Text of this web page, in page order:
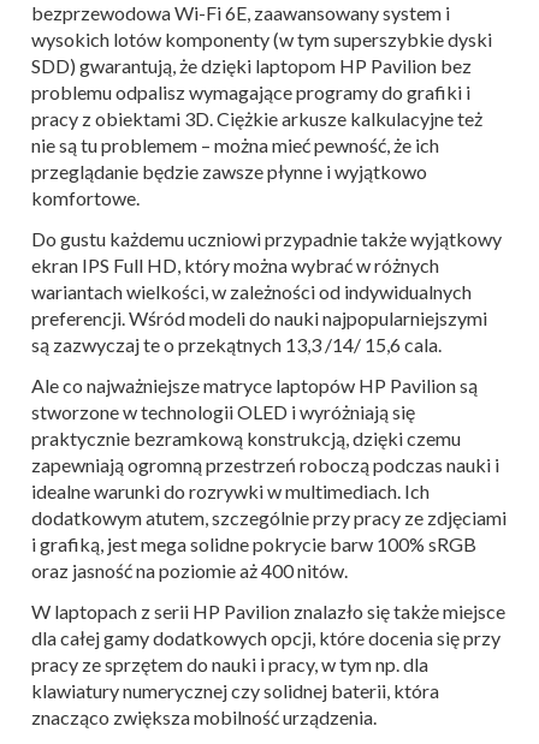
bezprzewodowa Wi-Fi 6E, zaawansowany system i
wysokich lotów komponenty (w tym superszybkie dyski
SDD) gwarantują, że dzięki laptopom HP Pavilion bez
problemu odpalisz wymagające programy do grafiki i
pracy z obiektami 3D.Ciężkie arkusze kalkulacyjne też
nie są tu problemem – można mieć pewność, że ich
przeglądanie będzie zawsze płynne i wyjątkowo
komfortowe.
Do gustu każdemu uczniowi przypadnie także wyjątkowy
ekran IPS Full HD, który można wybrać w różnych
wariantach wielkości, w zależności od indywidualnych
preferencji. Wśród modeli do nauki najpopularniejszymi
są zazwyczaj te o przekątnych 13,3 /14/ 15,6 cala.
Ale co najważniejsze matryce laptopów HP Pavilion są
stworzone w technologii OLED i wyróżniają się
praktycznie bezramkową konstrukcją, dzięki czemu
zapewniają ogromną przestrzeń roboczą podczas nauki i
idealne warunki do rozrywki w multimediach. Ich
dodatkowym atutem, szczególnie przy pracy ze zdjęciami
i grafiką, jest mega solidne pokrycie barw 100% sRGB
oraz jasność na poziomie aż 400 nitów.
W laptopach z serii HP Pavilion znalazło się także miejsce
dla całej gamy dodatkowych opcji, które docenia się przy
pracy ze sprzętem do nauki i pracy, w tym np. dla
klawiatury numerycznej czy solidnej baterii, która
znacząco zwiększa mobilność urządzenia.